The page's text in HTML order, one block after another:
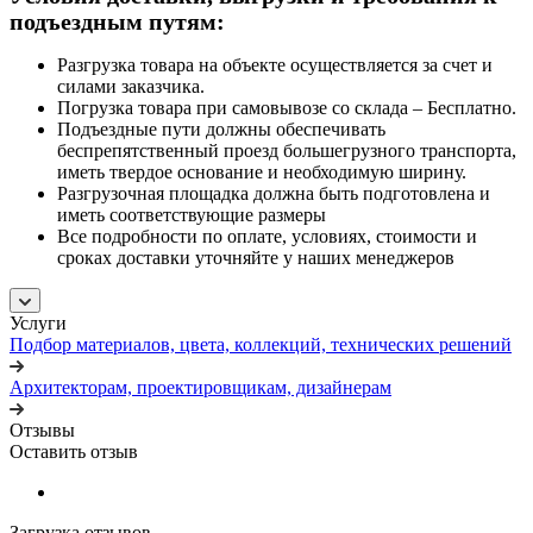
подъездным путям:
Разгрузка товара на объекте осуществляется за счет и
силами заказчика.
Погрузка товара при самовывозе со склада – Бесплатно.
Подъездные пути должны обеспечивать
беспрепятственный проезд большегрузного транспорта,
иметь твердое основание и необходимую ширину.
Разгрузочная площадка должна быть подготовлена и
иметь соответствующие размеры
Все подробности по оплате, условиях, стоимости и
сроках доставки уточняйте у наших менеджеров
Услуги
Подбор материалов, цвета, коллекций, технических решений
Архитекторам, проектировщикам, дизайнерам
Отзывы
Оставить отзыв